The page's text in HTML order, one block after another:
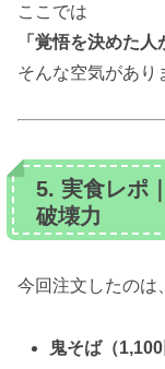
ここでは
「覚悟を決めた人
そんな空気があり
5. 実食レポ
破壊力
今回注文したのは、
鬼そば（1,100